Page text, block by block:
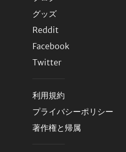
グッズ
Reddit
Facebook
Twitter
利用規約
プライバシーポリシー
著作権と帰属